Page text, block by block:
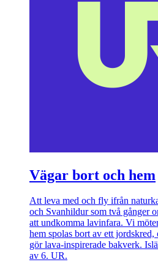
Vägar bort och hem
Att leva med och fly ifrån
och Svanhildur som två gånger
att undkomma lavinfara. Vi
hem spolas bort av ett
gör lava-inspirerade bakverk.
av 6. UR.